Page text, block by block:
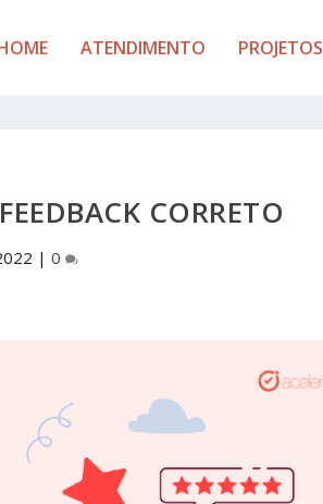
ATENDIMENTO PROJETOS
CORRETO
| 0